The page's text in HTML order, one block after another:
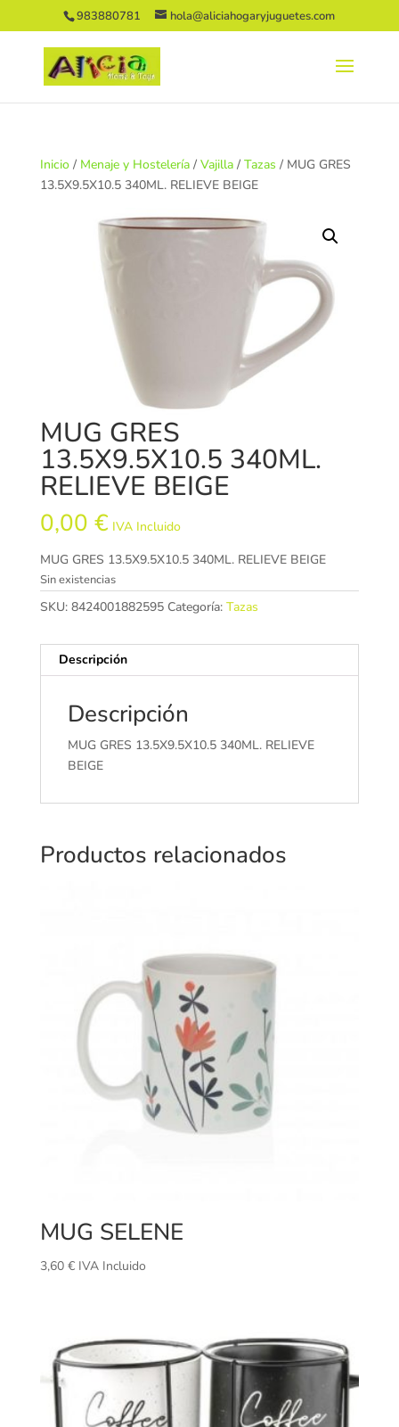
983880781 hola@aliciahogaryjuguetes.com
Inicio/ Menaje y Hostelería/ Vajilla/ Tazas / MUG GRES
13.5X9.5X10.5 340ML. RELIEVE BEIGE
MUG GRES
13.5X9.5X10.5 340ML.
RELIEVE BEIGE
0,00 € IVA Incluido
MUG GRES 13.5X9.5X10.5 340ML. RELIEVE BEIGE
Sin existencias
SKU: 8424001882595 Categoría: Tazas
Descripción
Descripción
MUG GRES 13.5X9.5X10.5 340ML. RELIEVE
BEIGE
Productos relacionados
MUG SELENE
3,60 € IVA Incluido